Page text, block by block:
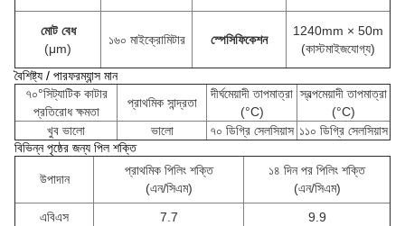
মোট বেধ
(μm)
১৬০ মাইক্রোমিটার স্পেসিফিকেশন
1240mm × 50m
(কাস্টমাইজযোগ্য)
বৈশিষ্ট্য / পারফরম্যান্স মান
৭০°সিট্যাটিক কাটার
প্রতিরোধ ক্ষমতা
প্রাথমিক সান্দ্রতা
দীর্ঘমেয়াদী তাপমাত্রা
(°C)
স্বল্পমেয়াদী তাপমাত্রা
(°C)
খুব ভালো
ভালো ৭০ ডিগ্রি সেলসিয়াস ১১০ ডিগ্রি সেলসিয়াস
বিভিন্ন পৃষ্ঠের জন্য পিল শক্তি
উপাদান
প্রাথমিক পিলিং শক্তি
(এন/সিএম)
১৪ দিন পর পিলিং শক্তি
(এন/সিএম)
এবিএস
7.7 9.9